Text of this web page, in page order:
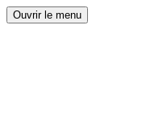
Ouvrir le menu